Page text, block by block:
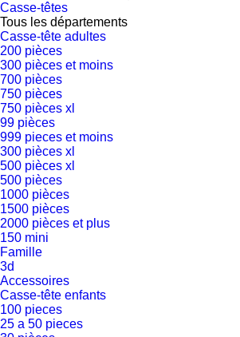
Casse-têtes
Tous les départements
Casse-tête adultes
200 pièces
300 pièces et moins
700 pièces
750 pièces
750 pièces xl
99 pièces
999 pieces et moins
300 pièces xl
500 pièces xl
500 pièces
1000 pièces
1500 pièces
2000 pièces et plus
150 mini
Famille
3d
Accessoires
Casse-tête enfants
100 pieces
25 a 50 pieces